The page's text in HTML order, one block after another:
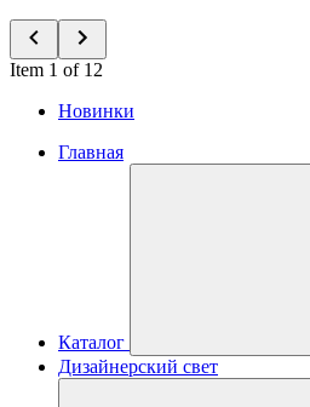
Item 1 of 12
Новинки
Главная
Каталог
Дизайнерский свет